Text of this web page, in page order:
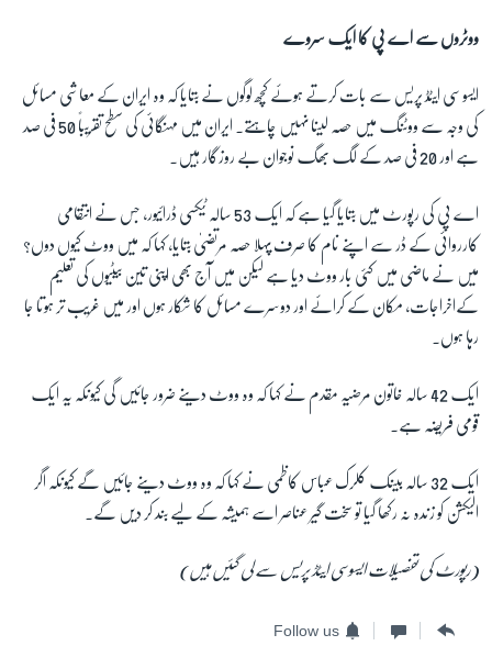
ووٹروں سے اے پی کا ایک سروے
ایسوسی ایٹڈ پریس سے بات کرتے ہوئے کچھ لوگوں نے بتایا کہ وہ ایران کے معاشی مسائل
کی وجہ سے ووٹنگ میں حصہ لینا نہیں چاہتے۔ ایران میں مہنگائی کی سطح تقریباً 50 فی صد
ہے اور 20 فی صد کے لگ بھگ نوجوان بے روزگار ہیں۔
اے پی کی رپورٹ میں بتایا گیا ہے کہ ایک 53 سالہ ٹیکسی ڈرائیور، جس نے انتقامی
کارروائی کے ڈر سے اپنے نام کا صرف پہلا حصہ مرتضیٰ بتایا، کہا کہ میں ووٹ کیوں دوں؟
میں نے ماضی میں کئی بار ووٹ دیا ہے لیکن میں آج بھی اپنی تین بیٹیوں کی تعلیم
کےاخراجات، مکان کے کرائے اور دوسرے مسائل کا شکار ہوں اور میں غریب تر ہوتا جا
رہا ہوں۔
ایک 42 سالہ خاتون مرضیہ مقدم نے کہا کہ وہ ووٹ دینے ضرور جائیں گی کیونکہ یہ ایک
قومی فریضہ ہے۔
ایک 32 سالہ بینک کلرک عباس کاظمی نے کہا کہ وہ ووٹ دینے جائیں گے کیونکہ اگر
الیکشن کو زندہ نہ رکھا گیا تو سخت گیر عناصر اسے ہمیشہ کے لیے بند کر دیں گے۔
(رپورٹ کی تفصیلات ایسوسی ایٹڈ پریس سے لی گئیں ہیں)
Follow us